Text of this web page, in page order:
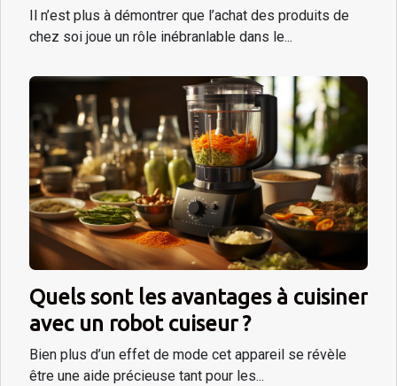
Il n’est plus à démontrer que l’achat des produits de
chez soi joue un rôle inébranlable dans le...
Quels sont les avantages à cuisiner
avec un robot cuiseur ?
Bien plus d’un effet de mode cet appareil se révèle
être une aide précieuse tant pour les...